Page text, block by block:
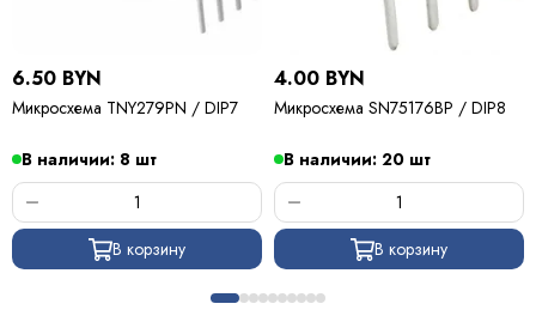
6.50 BYN
Микросхема TNY279PN / DIP7
В наличии: 8 шт
В корзину
4.00 BYN
Микросхема SN75176BP / DIP8
В наличии: 20 шт
В корзину